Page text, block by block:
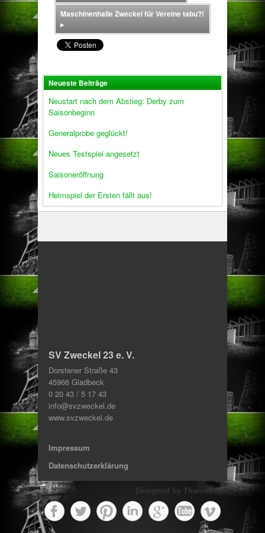
Maschinenhalle Zweckel für Vereine tabu?!
▸
Neueste Beiträge
Neustart nach dem Abstieg: Derby zum
Saisonbeginn
Generalprobe geglückt!
Neues Testspiel angesetzt
Saisoneröffnung
Heimspiel der Ersten fällt aus!
SV Zweckel 23 e. V.
Dorstener Straße 43
45966 Gladbeck
0 20 43 / 5 17 43
info@svzweckel.de
www.svzweckel.de
Impressum
Datenschutzerklärung
© 2023 Designed by ThemeBoy